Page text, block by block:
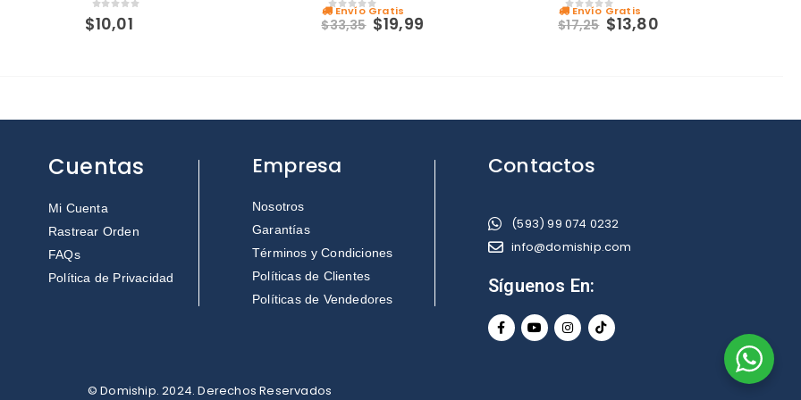
$10,01 0 out of 5
$33,35 $19,99
Envío Gratis 0 out of 5
$17,25 $13,80
Envío Gratis
Cuentas
Mi Cuenta
Rastrear Orden
FAQs
Política de Privacidad
Empresa
Nosotros
Garantías
Términos y Condiciones
Políticas de Clientes
Políticas de Vendedores
Contactos
(593) 99 074 0232
info@domiship.com
Síguenos En:
© Domiship. 2024. Derechos Reservados